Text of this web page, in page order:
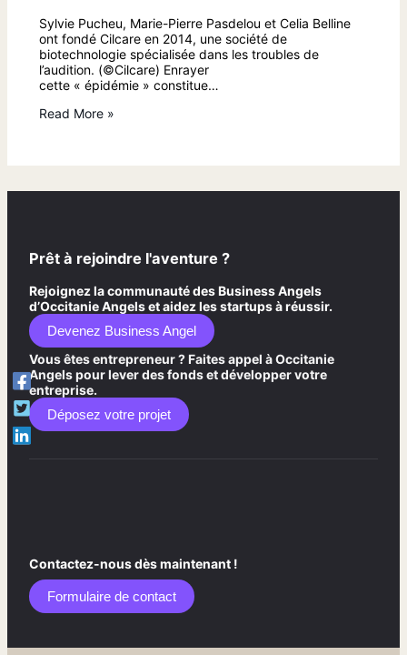
Sylvie Pucheu, Marie-Pierre Pasdelou et Celia Belline
ont fondé Cilcare en 2014, une société de
biotechnologie spécialisée dans les troubles de
l’audition. (©Cilcare) Enrayer
cette « épidémie » constitue…
Read More »
Prêt à rejoindre l'aventure ?
Rejoignez la communauté des Business Angels
d’Occitanie Angels et aidez les startups à réussir.
Devenez Business Angel
Vous êtes entrepreneur ? Faites appel à Occitanie
Angels pour lever des fonds et développer votre
entreprise.
Déposez votre projet
Contactez-nous dès maintenant !
Formulaire de contact​